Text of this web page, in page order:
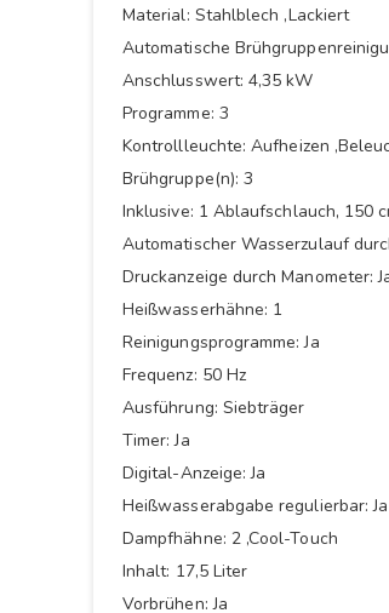
Material: Stahlblech ,Lackiert
Automatische
Anschlusswert: 4,35 kW
Programme: 3
Kontrollleuchte: Aufheizen
Brühgruppe(n): 3
Inklusive: 1 Ablaufschlauch, 150
Automatischer Wasserzulauf
Druckanzeige durch Manometer:
Heißwasserhähne: 1
Reinigungsprogramme: Ja
Frequenz: 50 Hz
Ausführung: Siebträger
Timer: Ja
Digital-Anzeige: Ja
Heißwasserabgabe regulierbar: Ja
Dampfhähne: 2 ,Cool-Touch
Inhalt: 17,5 Liter
Vorbrühen: Ja